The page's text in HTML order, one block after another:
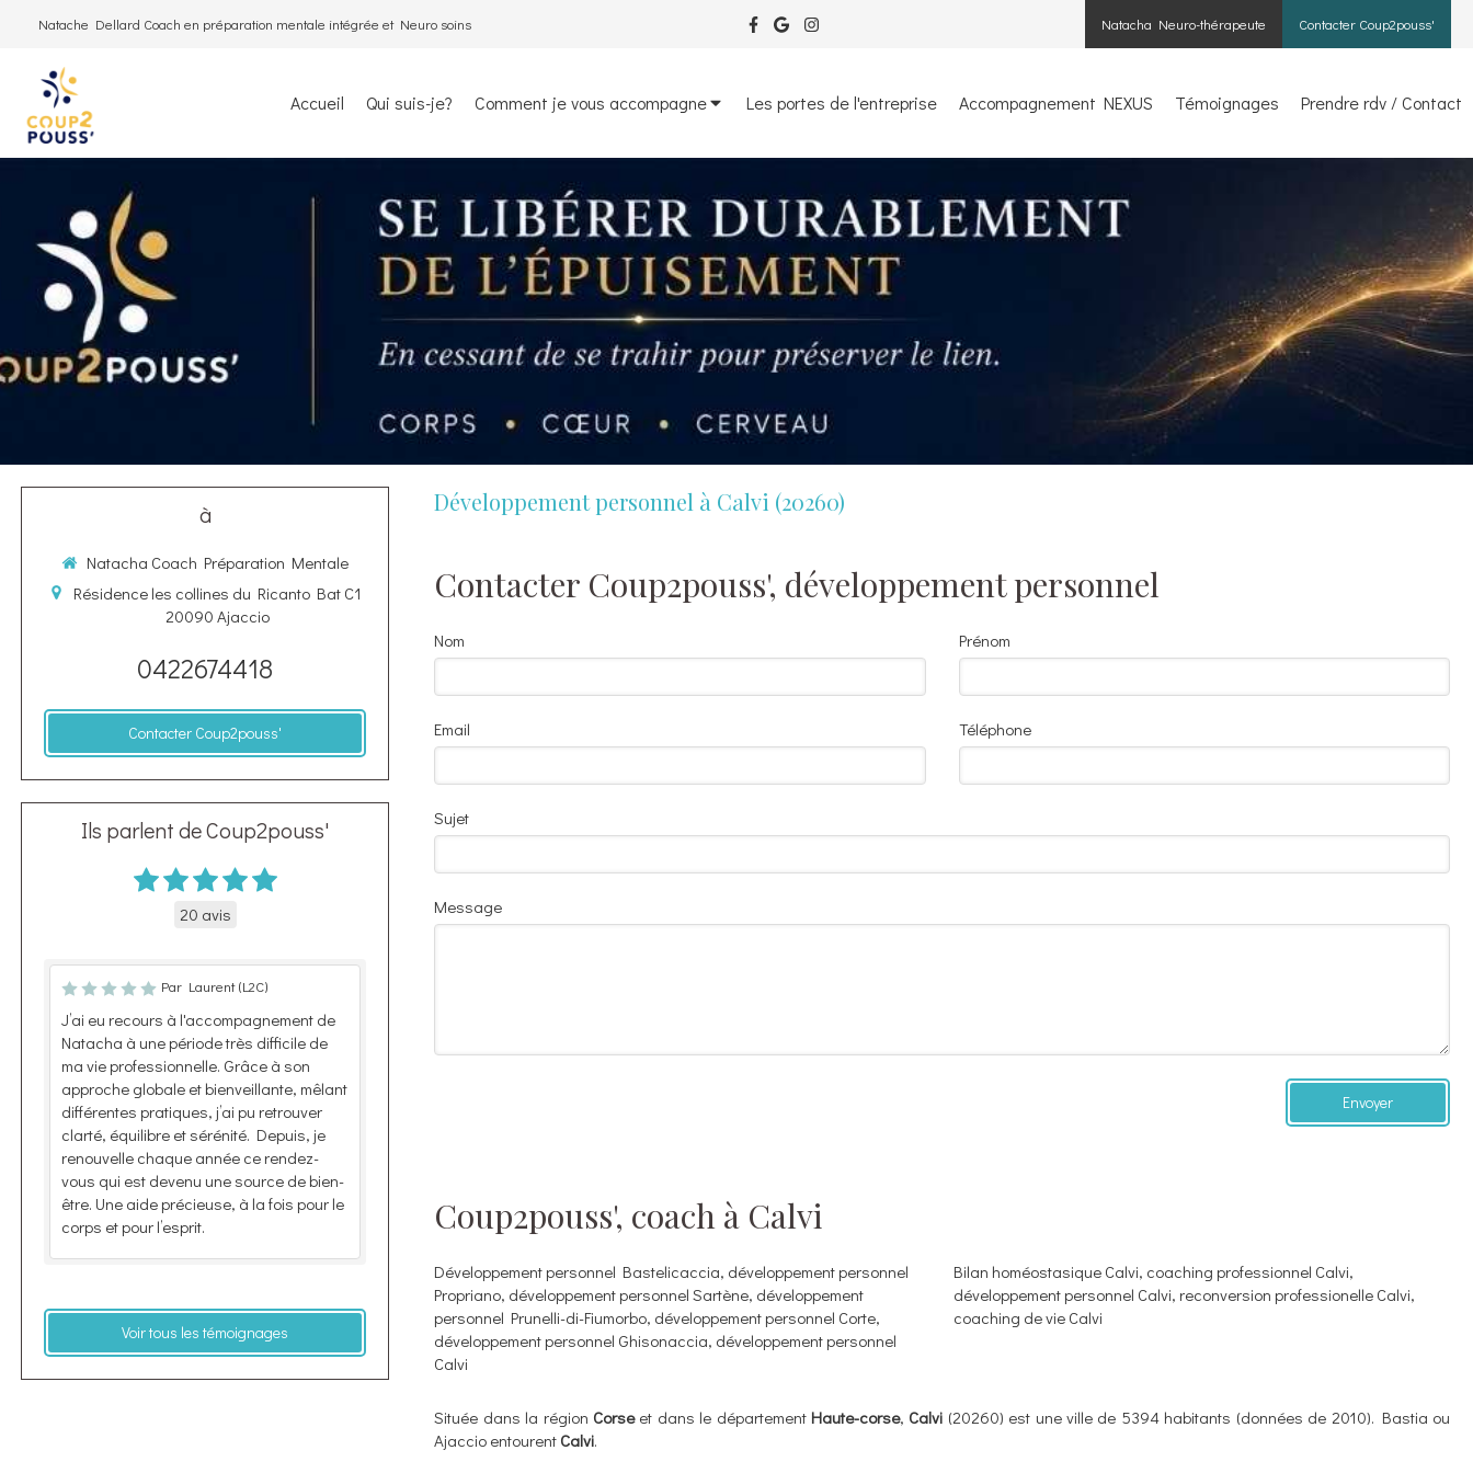
Natache Dellard Coach en préparation mentale intégrée et Neuro soins Contacter Coup2pouss'
Natacha Neuro-thérapeute
Accueil Qui suis-je? Comment je vous accompagne Les portes de l'entreprise Accompagnement NEXUS Témoignages Prendre rdv / Contact
Développement personnel à Calvi (20260)
Contacter Coup2pouss', développement personnel
Nom Prénom
Email Téléphone
Sujet
Message
Envoyer
Coup2pouss', coach à Calvi
Développement personnel Bastelicaccia, développement personnel
Propriano, développement personnel Sartène, développement
personnel Prunelli-di-Fiumorbo, développement personnel Corte,
développement personnel Ghisonaccia, développement personnel
Calvi
Bilan homéostasique Calvi, coaching professionnel Calvi,
développement personnel Calvi, reconversion professionelle Calvi,
coaching de vie Calvi
Située dans la région Corseet dans le département Haute-corse, Calvi (20260) est une ville de 5394 habitants (données de 2010). Bastia ou
Ajaccio entourent Calvi.
à
Natacha Coach Préparation Mentale
Résidence les collines du Ricanto Bat C1
20090 Ajaccio
0422674418
Contacter Coup2pouss'
Ils parlent de Coup2pouss'
20 avis
Par Laurent (L2C)
J’ai eu recours à l'accompagnement de
Natacha à une période très difficile de
ma vie professionnelle. Grâce à son
approche globale et bienveillante, mêlant
différentes pratiques, j’ai pu retrouver
clarté, équilibre et sérénité. Depuis, je
renouvelle chaque année ce rendez-
vous qui est devenu une source de bien-
être. Une aide précieuse, à la fois pour le
corps et pour l’esprit.
Voir tous les témoignages